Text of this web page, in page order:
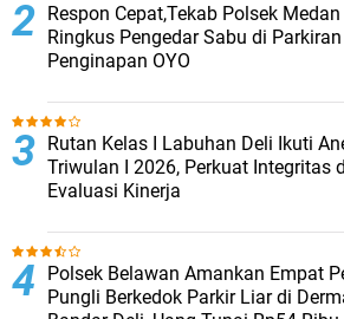
Respon Cepat,Tekab Polsek Medan
Ringkus Pengedar Sabu di Parkiran
Penginapan OYO
Rutan Kelas I Labuhan Deli Ikuti
Triwulan I 2026, Perkuat Integritas
Evaluasi Kinerja
Polsek Belawan Amankan Empat
Pungli Berkedok Parkir Liar di